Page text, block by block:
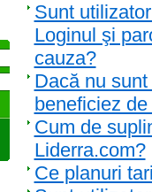
Sunt
Loginul şi
cauza?
Dacă nu
beneficiez
Cum de
Liderra.com?
Ce planuri